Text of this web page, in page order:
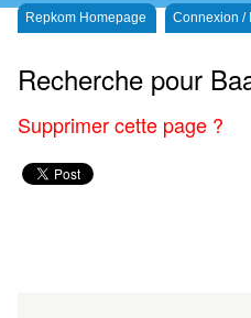
Repkom Homepage Connexion /
Recherche pour
Supprimer cette page ?